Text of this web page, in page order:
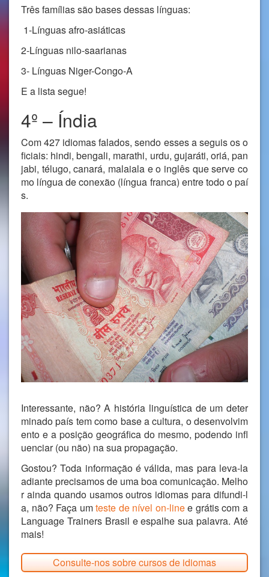
Três famílias são bases dessas línguas:
1-Línguas afro-asiáticas
2-Línguas nilo-saarianas
3- Línguas Niger-Congo-A
E a lista segue!
4º – Índia
Com 427 idiomas falados, sendo esses a seguis os o
ficiais: hindi, bengali, marathi, urdu, gujaráti, oriá, pan
jabi, télugo, canará, malaiala e o inglês que serve co
mo língua de conexão (língua franca) entre todo o paí
s.
Interessante, não? A história linguística de um deter
minado país tem como base a cultura, o desenvolvim
ento e a posição geográfica do mesmo, podendo infl
uenciar (ou não) na sua propagação.
Gostou? Toda informação é válida, mas para leva-la
adiante precisamos de uma boa comunicação. Melho
r ainda quando usamos outros idiomas para difundi-l
a, não? Faça umteste de nível on-linee grátis com a
Language Trainers Brasil e espalhe sua palavra. Até
mais!
Consulte-nos sobre cursos de idiomas